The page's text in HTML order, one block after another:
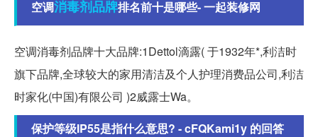
空调消毒剂品牌排名前十是哪些- 一起装修网
空调消毒剂品牌十大品牌:1Dettol滴露( 于1932年*,利洁时
旗下品牌,全球较大的家用清洁及个人护理消费品公司,利洁
时家化(中国)有限公司 )2威露士Wa。
保护等级IP55是指什么意思? - cFQKami1y 的回答